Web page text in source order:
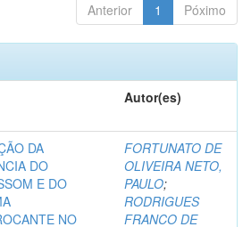
Anterior 1 Póximo
Autor(es)
DA
DO
E DO
NO
FORTUNATO DE
OLIVEIRA NETO,
PAULO;
RODRIGUES
FRANCO DE